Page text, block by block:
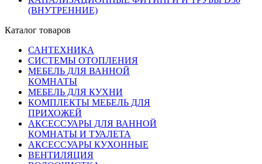
(ВНУТРЕННИЕ)
Каталог товаров
САНТЕХНИКА
СИСТЕМЫ ОТОПЛЕНИЯ
МЕБЕЛЬ ДЛЯ ВАННОЙ
КОМНАТЫ
МЕБЕЛЬ ДЛЯ КУХНИ
КОМПЛЕКТЫ МЕБЕЛЬ ДЛЯ
ПРИХОЖЕЙ
АКСЕССУАРЫ ДЛЯ ВАННОЙ
КОМНАТЫ И ТУАЛЕТА
АКСЕССУАРЫ КУХОННЫЕ
ВЕНТИЛЯЦИЯ